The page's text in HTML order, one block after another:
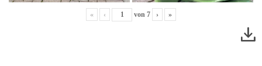
« ‹ von 7 › »